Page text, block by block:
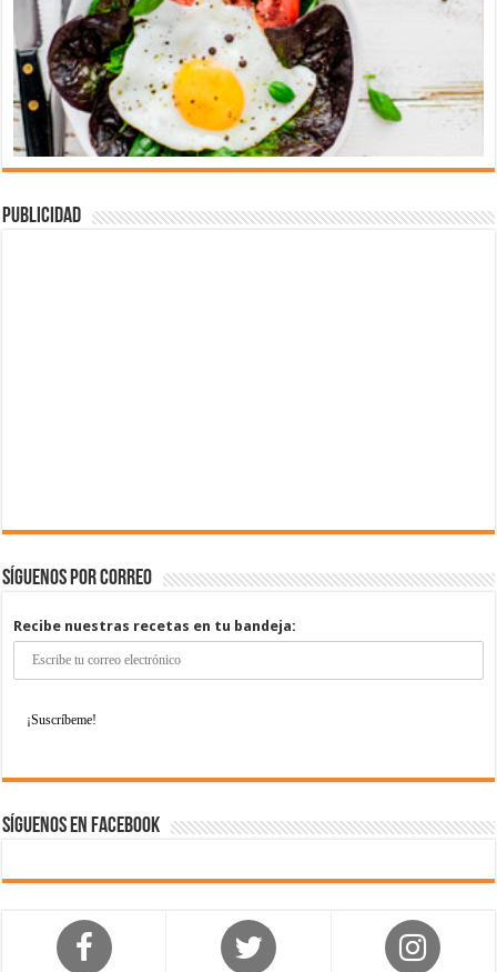
Publicidad
Síguenos por correo
Recibe nuestras recetas en tu bandeja:
Síguenos en Facebook